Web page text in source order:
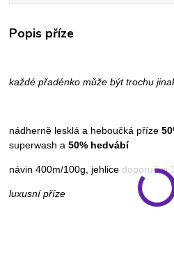
Popis příze
každé přadénko může být trochu
nádherně lesklá a heboučká příze
superwash a50% hedvábí
návin 400m/100g, jehlice doporučuji
luxusní příze